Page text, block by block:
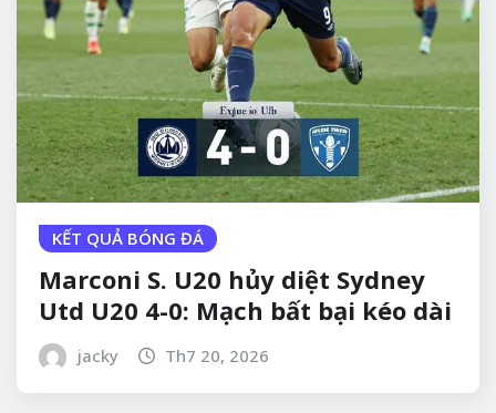
KẾT QUẢ BÓNG ĐÁ
Marconi S. U20 hủy diệt Sydney
Utd U20 4-0: Mạch bất bại kéo dài
jacky Th7 20, 2026